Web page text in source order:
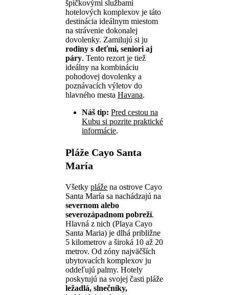
špičkovými službami
hotelových komplexov je táto
destinácia ideálnym miestom
na strávenie dokonalej
dovolenky. Zamilujú si ju
rodiny s deťmi, seniori aj
páry. Tento rezort je tiež
ideálny na kombináciu
pohodovej dovolenky a
poznávacích výletov do
hlavného mesta Havana.
Náš tip: Pred cestou na
Kubu si pozrite praktické
informácie.
Pláže Cayo Santa
María
Všetky pláže na ostrove Cayo
Santa María sa nachádzajú na
severnom alebo
severozápadnom pobreží.
Hlavná z nich (Playa Cayo
Santa Maria) je dlhá približne
5 kilometrov a široká 10 až 20
metrov. Od zóny najväčších
ubytovacích komplexov ju
oddeľujú palmy. Hotely
poskytujú na svojej časti pláže
ležadlá, slnečníky,